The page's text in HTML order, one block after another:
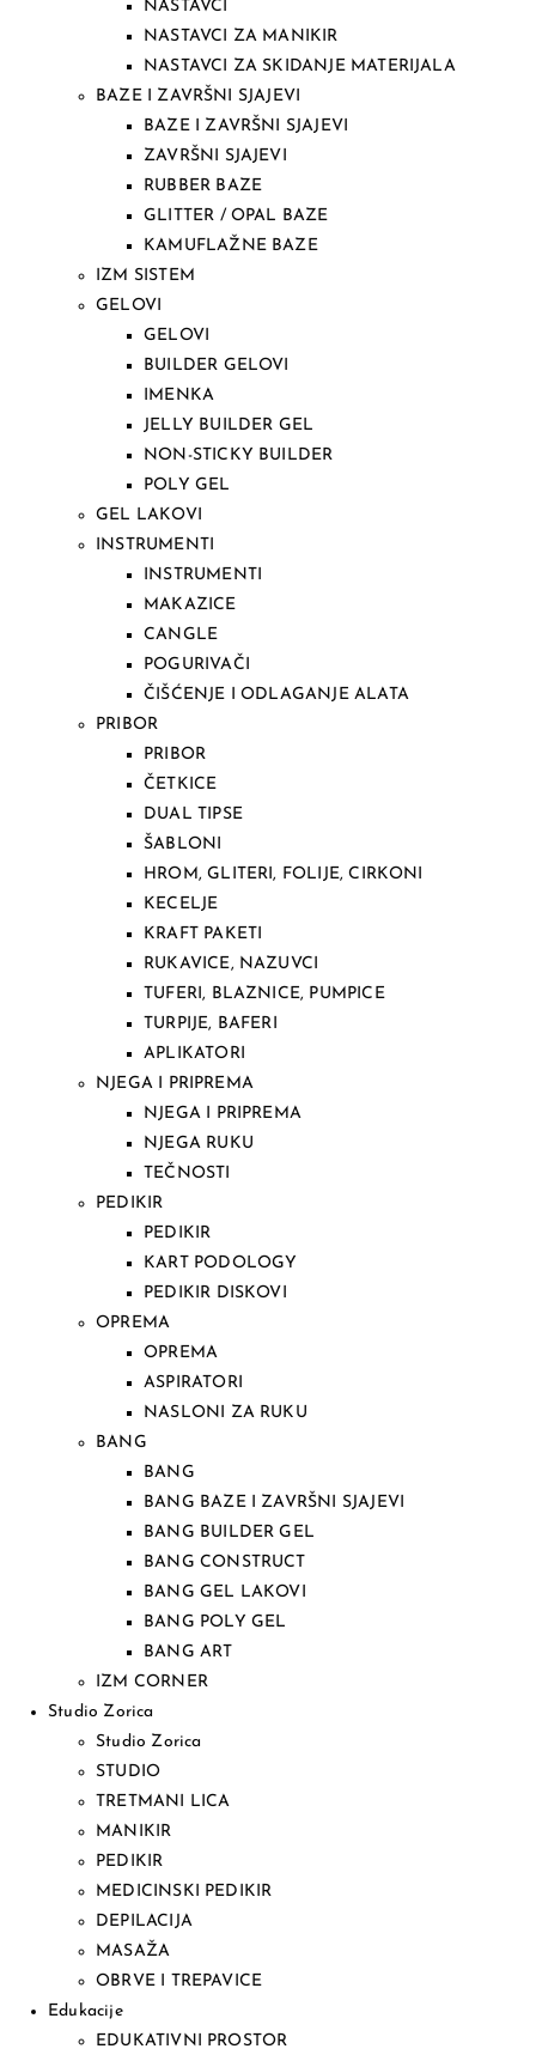
NASTAVCI
NASTAVCI ZA MANIKIR
NASTAVCI ZA SKIDANJE MATERIJALA
BAZE I ZAVRŠNI SJAJEVI
BAZE I ZAVRŠNI SJAJEVI
ZAVRŠNI SJAJEVI
RUBBER BAZE
GLITTER / OPAL BAZE
KAMUFLAŽNE BAZE
IZM SISTEM
GELOVI
GELOVI
BUILDER GELOVI
IMENKA
JELLY BUILDER GEL
NON-STICKY BUILDER
POLY GEL
GEL LAKOVI
INSTRUMENTI
INSTRUMENTI
MAKAZICE
CANGLE
POGURIVAČI
ČIŠĆENJE I ODLAGANJE ALATA
PRIBOR
PRIBOR
ČETKICE
DUAL TIPSE
ŠABLONI
HROM, GLITERI, FOLIJE, CIRKONI
KECELJE
KRAFT PAKETI
RUKAVICE, NAZUVCI
TUFERI, BLAZNICE, PUMPICE
TURPIJE, BAFERI
APLIKATORI
NJEGA I PRIPREMA
NJEGA I PRIPREMA
NJEGA RUKU
TEČNOSTI
PEDIKIR
PEDIKIR
KART PODOLOGY
PEDIKIR DISKOVI
OPREMA
OPREMA
ASPIRATORI
NASLONI ZA RUKU
BANG
BANG
BANG BAZE I ZAVRŠNI SJAJEVI
BANG BUILDER GEL
BANG CONSTRUCT
BANG GEL LAKOVI
BANG POLY GEL
BANG ART
IZM CORNER
Studio Zorica
Studio Zorica
STUDIO
TRETMANI LICA
MANIKIR
PEDIKIR
MEDICINSKI PEDIKIR
DEPILACIJA
MASAŽA
OBRVE I TREPAVICE
Edukacije
EDUKATIVNI PROSTOR